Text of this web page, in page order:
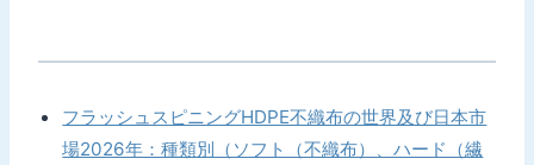
フラッシュスピニングHDPE不織布の世界及び日本市
場2026年：種類別（ソフト（不織布）、ハード（繊